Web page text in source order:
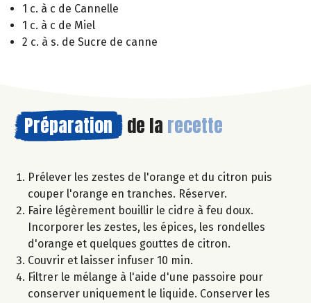
1 c. à c de Cannelle
1 c. à c de Miel
2 c. à s. de Sucre de canne
Préparation de la recette
Prélever les zestes de l'orange et du citron puis
couper l'orange en tranches. Réserver.
Faire légèrement bouillir le cidre à feu doux.
Incorporer les zestes, les épices, les rondelles
d'orange et quelques gouttes de citron.
Couvrir et laisser infuser 10 min.
Filtrer le mélange à l'aide d'une passoire pour
conserver uniquement le liquide. Conserver les